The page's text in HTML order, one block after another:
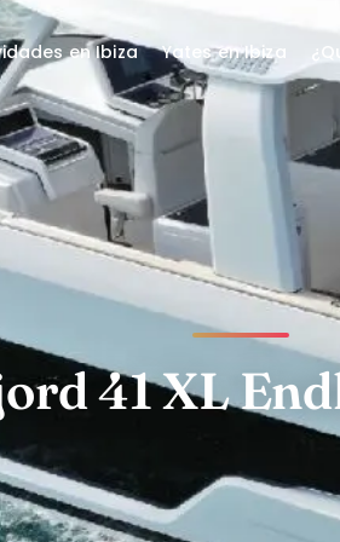
41 XL
en Ibiza Yates en Ibiza